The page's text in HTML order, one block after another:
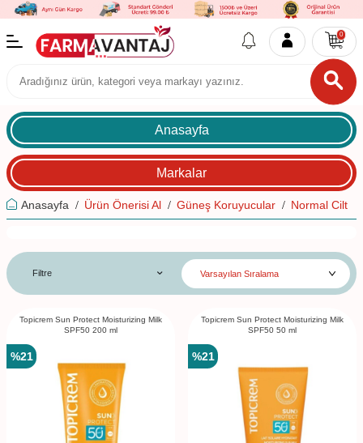
0
Anasayfa
Markalar
Anasayfa Ürün Önerisi Al Güneş Koruyucular Normal Cilt
Filtre
Topicrem Sun Protect Moisturizing Milk
SPF50 200 ml
%21
Topicrem Sun Protect Moisturizing Milk
SPF50 50 ml
%21